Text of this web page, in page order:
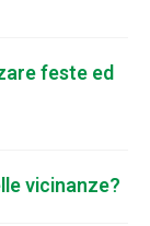
feste ed
vicinanze?